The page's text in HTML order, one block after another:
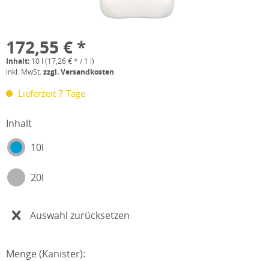
172,55 € *
Inhalt: 10 l (17,26 € * / 1 l)
inkl. MwSt.zzgl. Versandkosten
Lieferzeit 7 Tage
Inhalt
10l
20l
Auswahl zurücksetzen
Menge (Kanister):